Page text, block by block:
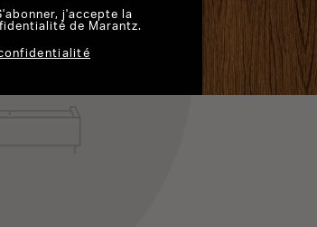
j'accepte la
de Marantz.